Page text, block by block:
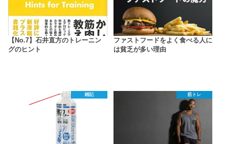
【No.7】石井直方のトレーニン
グのヒント
ファストフードをよく食べる人に
は貧乏が多い理由
雑記 筋トレ